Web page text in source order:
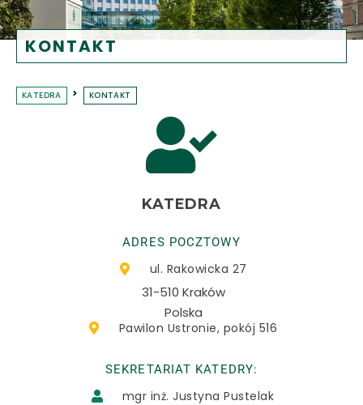
KONTAKT
KATEDRA KONTAKT
KATEDRA
ADRES POCZTOWY
ul. Rakowicka 27
31-510 Kraków
Polska
Pawilon Ustronie, pokój 516
SEKRETARIAT KATEDRY:
mgr inż. Justyna Pustelak